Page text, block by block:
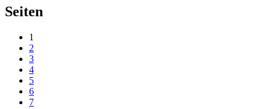
Seiten
1
2
3
4
5
6
7